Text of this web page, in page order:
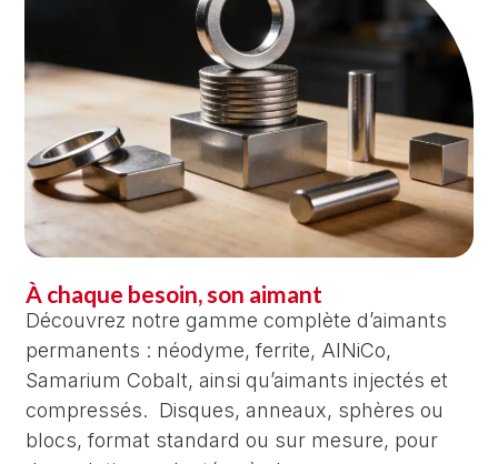
À chaque besoin, son aimant
Découvrez notre gamme complète d’aimants
permanents : néodyme, ferrite, AlNiCo,
Samarium Cobalt, ainsi qu’aimants injectés et
compressés. Disques, anneaux, sphères ou
blocs, format standard ou sur mesure, pour